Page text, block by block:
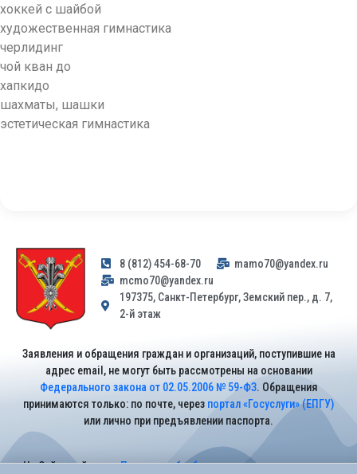
хоккей с шайбой
художественная гимнастика
черлидинг
чой кван до
хапкидо
шахматы, шашки
эстетическая гимнастика
8 (812) 454-68-70
mamo70@yandex.ru
mcmo70@yandex.ru
197375, Санкт-Петербург, Земский пер., д. 7,
2-й этаж
Заявления и обращения граждан и организаций, поступившие на
адрес email, не могут быть рассмотрены на основании
Федерального закона от 02.05.2006 № 59-ФЗ. Обращения
принимаются только: по почте, через портал «Госуслуги» (ЕПГУ)
или лично при предъявлении паспорта.
На Сайте действуетПолитика обработки персональных данных.